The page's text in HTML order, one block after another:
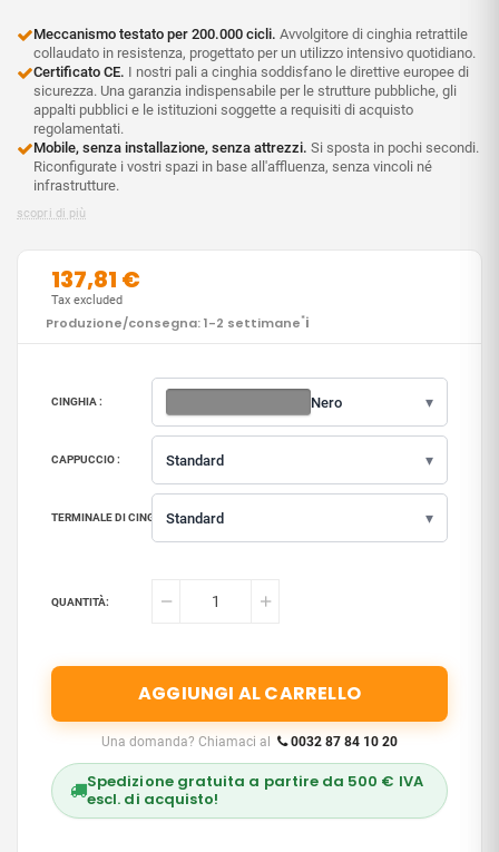
Meccanismo testato per 200.000 cicli. Avvolgitore di cinghia retrattile
collaudato in resistenza, progettato per un utilizzo intensivo quotidiano.
Certificato CE. I nostri pali a cinghia soddisfano le direttive europee di
sicurezza. Una garanzia indispensabile per le strutture pubbliche, gli
appalti pubblici e le istituzioni soggette a requisiti di acquisto
regolamentati.
Mobile, senza installazione, senza attrezzi. Si sposta in pochi secondi.
Riconfigurate i vostri spazi in base all'affluenza, senza vincoli né
infrastrutture.
scopri di più
137,81 €
Produzione/consegna: 1-2 settimane*i
Tax excluded
CINGHIA : Nero ▾
CAPPUCCIO : Standard ▾
TERMINALE DI CINGHIA :Standard ▾
QUANTITÀ:
AGGIUNGI AL CARRELLO
Una domanda? Chiamaci al 0032 87 84 10 20
Spedizione gratuita a partire da 500 € IVA
escl. di acquisto!